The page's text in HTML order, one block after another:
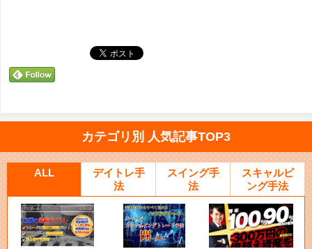
カテゴリ別 人気記事TOP3
ALL
デイトレ手
法
スイング手
法
スキャルピ
ング手法